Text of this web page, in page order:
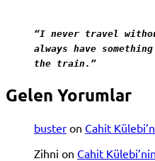
“I never travel
always have
the train.”
Gelen Yorumlar
buster on Cahit
Zihni on Cahit